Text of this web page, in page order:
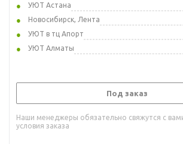
УЮТ Астана
Новосибирск, Лента
УЮТ в тц Апорт
УЮТ Алматы
Под заказ
Наши менеджеры обязательно свяжутся с
условия заказа